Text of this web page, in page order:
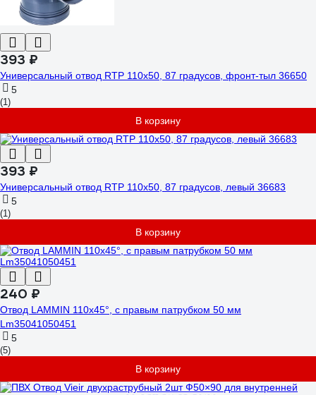
393 ₽
Универсальный отвод RTP 110х50, 87 градусов, фронт-тыл 36650
5
(1)
В корзину
393 ₽
Универсальный отвод RTP 110х50, 87 градусов, левый 36683
5
(1)
В корзину
240 ₽
Отвод LAMMIN 110х45°, с правым патрубком 50 мм
Lm35041050451
5
(5)
В корзину